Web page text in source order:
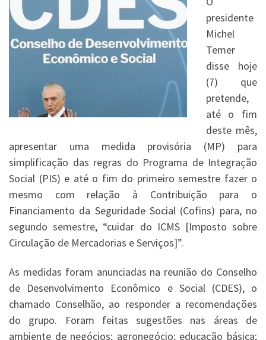
presidente
Michel
Temer
disse hoje
(7) que
pretende,
até o fim
deste mês,
apresentar uma medida provisória (MP) para
simplificação das regras do Programa de Integração
Social (PIS) e até o fim do primeiro semestre fazer o
mesmo com relação à Contribuição para o
Financiamento da Seguridade Social (Cofins) para, no
segundo semestre, “cuidar do ICMS [Imposto sobre
Circulação de Mercadorias e Serviços]”.
As medidas foram anunciadas na reunião do Conselho
de Desenvolvimento Econômico e Social (CDES), o
chamado Conselhão, ao responder a recomendações
do grupo. Foram feitas sugestões nas áreas de
ambiente de negócios; agronegócio; educação básica;